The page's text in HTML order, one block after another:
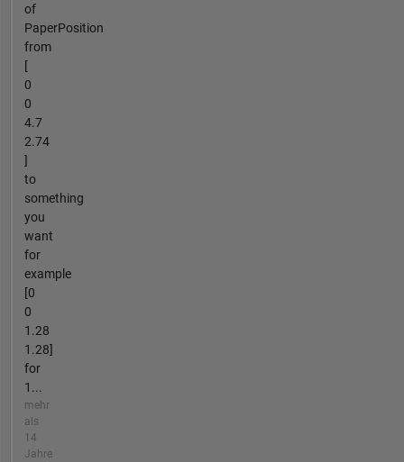
of
PaperPosition
from
[
0
0
4.7
2.74
]
to
something
you
want
for
example
[0
0
1.28
1.28]
for
1...
mehr
als
14
Jahre